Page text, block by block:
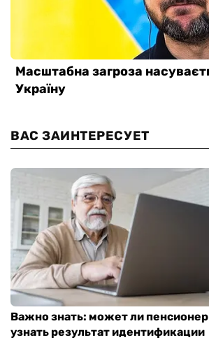
ВАС ЗАИНТЕРЕСУЕТ
Важно знать: может ли пенсионер
узнать результат идентификации